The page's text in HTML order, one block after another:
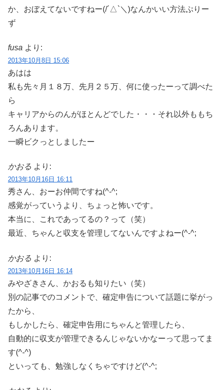
か、おぼえてないですねー(/´△`＼)なんかいい方法ぷりー
ず
fusa より:
2013年10月8日 15:06
あはは
私も先々月１８万、先月２５万、何に使ったーって調べた
ら
キャリアからのんがほとんどでした・・・それ以外ももち
ろんあります。
一瞬ビクっとしましたー
かおる より:
2013年10月16日 16:11
秀さん、おーお仲間ですね(^-^;
感覚がっていうより、ちょっと怖いです。
本当に、これであってるの？って（笑）
最近、ちゃんと収支を管理してないんですよねー(^-^;
かおる より:
2013年10月16日 16:14
みやざきさん、かおるも知りたい（笑）
別の記事でのコメントで、確定申告について話題に挙がっ
たから、
もしかしたら、確定申告用にちゃんと管理したら、
自動的に収支が管理できるんじゃないかなーって思ってま
す(^-^)
といっても、勉強しなくちゃですけど(^-^;